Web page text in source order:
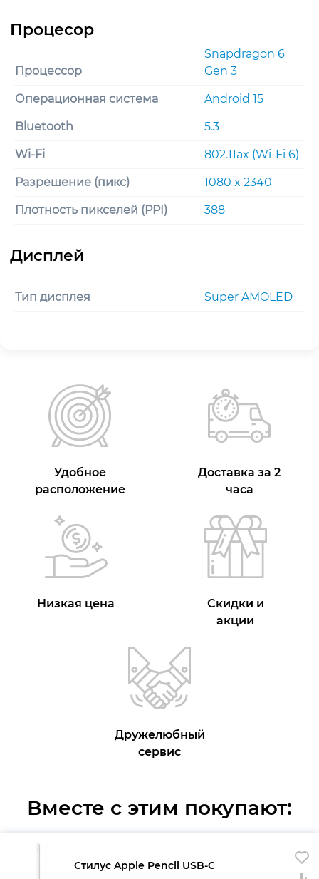
Процессор
Snapdragon 6
Gen 3
Операционная система Android 15
Bluetooth 5.3
Wi-Fi 802.11ax (Wi-Fi 6)
Разрешение (пикс) 1080 x 2340
Плотность пикселей (PPI) 388
Тип дисплея Super AMOLED
Удобное
расположение
Доставка за 2
часа
Низкая цена
Скидки и
акции
Дружелюбный
сервис
Вместе с этим покупают:
Стилус Apple Pencil USB-C